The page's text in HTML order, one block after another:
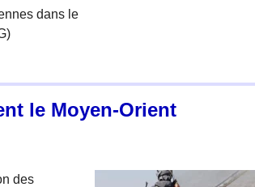
dans le
le Moyen-Orient
des